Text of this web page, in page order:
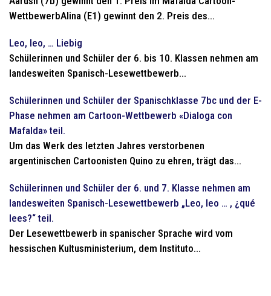
WettbewerbAlina (E1) gewinnt den 2. Preis des...
Leo, leo, … Liebig
Schülerinnen und Schüler der 6. bis 10. Klassen nehmen am
landesweiten Spanisch-Lesewettbewerb...
Schülerinnen und Schüler der Spanischklasse 7bc und der E-
Phase nehmen am Cartoon-Wettbewerb «Dialoga con
Mafalda» teil.
Um das Werk des letzten Jahres verstorbenen
argentinischen Cartoonisten Quino zu ehren, trägt das...
Schülerinnen und Schüler der 6. und 7. Klasse nehmen am
landesweiten Spanisch-Lesewettbewerb „Leo, leo … , ¿qué
lees?“ teil.
Der Lesewettbewerb in spanischer Sprache wird vom
hessischen Kultusministerium, dem Instituto...